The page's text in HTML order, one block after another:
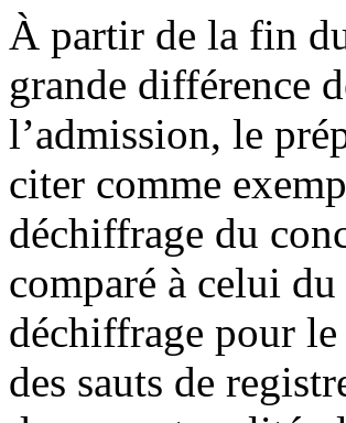
À partir de la fin
grande différence
l’admission, le
citer comme
déchiffrage du
comparé à celui
déchiffrage pour
des sauts de